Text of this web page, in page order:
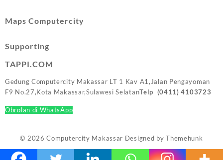
Maps Computercity
Supporting
TAPPI.COM
Gedung Computercity Makassar LT 1 Kav A1,Jalan Pengayoman
F9 No.27,Kota Makassar,Sulawesi SelatanTelp (0411)4103723
Obrolan di WhatsApp
© 2026Computercity Makassar Designed by Themehunk
WordPress Theme